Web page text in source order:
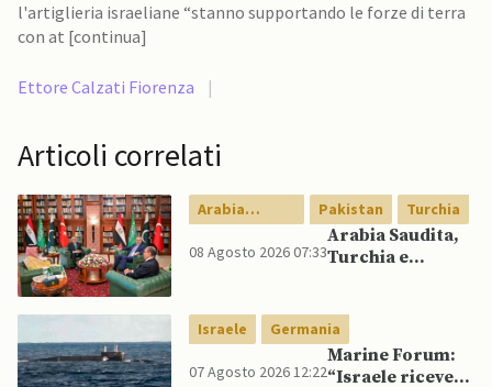
l'artiglieria israeliane “stanno supportando le forze di terra
con at [continua]
Ettore Calzati Fiorenza |
Articoli correlati
Arabia
Saudita
Pakistan Turchia
08 Agosto 2026 07:33
Arabia Saudita,
Turchia e
reciproca
Israele Germania
07 Agosto 2026 12:22
Marine Forum:
“Israele riceve